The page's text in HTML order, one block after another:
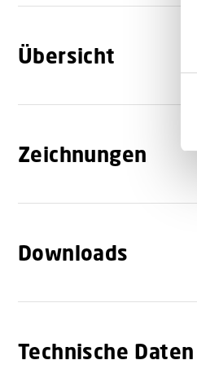
o
t
e
c
Übersicht
Zeichnungen
Downloads
Technische Daten